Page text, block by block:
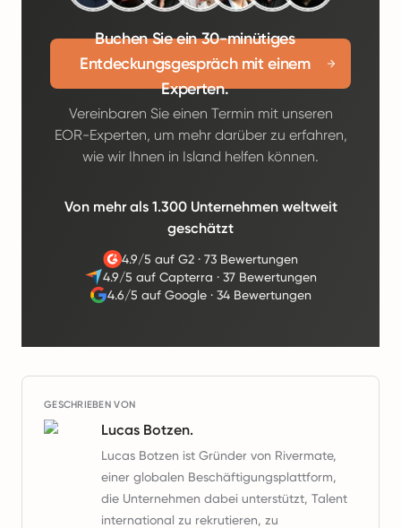
Buchen Sie ein 30-minütiges
Entdeckungsgespräch mit einem
Experten.
Vereinbaren Sie einen Termin mit unseren
EOR-Experten, um mehr darüber zu erfahren,
wie wir Ihnen in Island helfen können.
Von mehr als 1.300 Unternehmen weltweit
geschätzt
4.9/5 auf G2· 73 Bewertungen
4.9/5 auf Capterra · 37 Bewertungen
4.6/5 auf Google ·34 Bewertungen
GESCHRIEBEN VON
Lucas Botzen.
Lucas Botzen ist Gründer von Rivermate,
einer globalen Beschäftigungsplattform,
die Unternehmen dabei unterstützt, Talent
international zu rekrutieren, zu